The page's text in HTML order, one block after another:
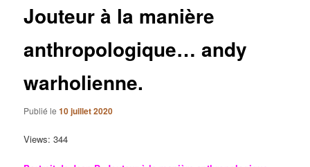
Jouteur à la manière
anthropologique… andy
warholienne.
Publié le10 juillet 2020
Views: 344